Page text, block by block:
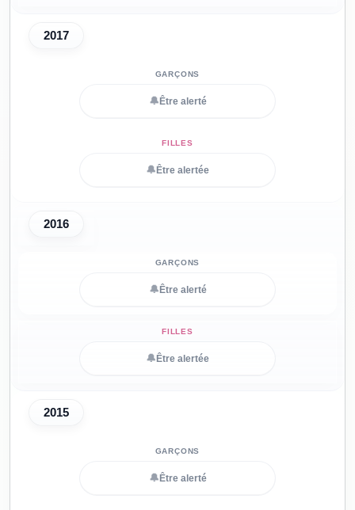
2017
🔔 Être alerté
🔔 Être alertée
2016
🔔 Être alerté
🔔 Être alertée
2015
🔔 Être alerté